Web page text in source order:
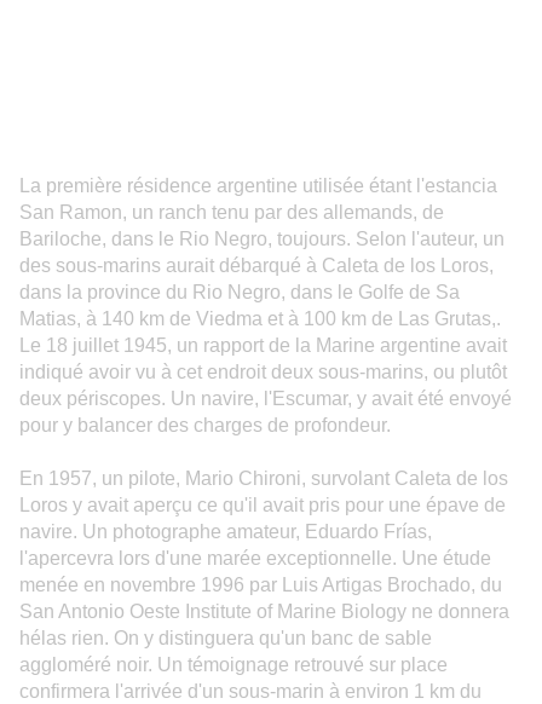
La première résidence argentine utilisée étant l'estancia
San Ramon, un ranch tenu par des allemands, de
Bariloche, dans le Rio Negro, toujours. Selon l'auteur, un
des sous-marins aurait débarqué à Caleta de los Loros,
dans la province du Rio Negro, dans le Golfe de Sa
Matias, à 140 km de Viedma et à 100 km de Las Grutas,.
Le 18 juillet 1945, un rapport de la Marine argentine avait
indiqué avoir vu à cet endroit deux sous-marins, ou plutôt
deux périscopes. Un navire, l'Escumar, y avait été envoyé
pour y balancer des charges de profondeur.
En 1957, un pilote, Mario Chironi, survolant Caleta de los
Loros y avait aperçu ce qu'il avait pris pour une épave de
navire. Un photographe amateur, Eduardo Frías,
l'apercevra lors d'une marée exceptionnelle. Une étude
menée en novembre 1996 par Luis Artigas Brochado, du
San Antonio Oeste Institute of Marine Biology ne donnera
hélas rien. On y distinguera qu'un banc de sable
aggloméré noir. Un témoignage retrouvé sur place
confirmera l'arrivée d'un sous-marin à environ 1 km du